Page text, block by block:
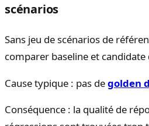
scénarios
Sans jeu de scénarios de
comparer baseline et
Cause typique : pas degolden
Conséquence : la qualité de